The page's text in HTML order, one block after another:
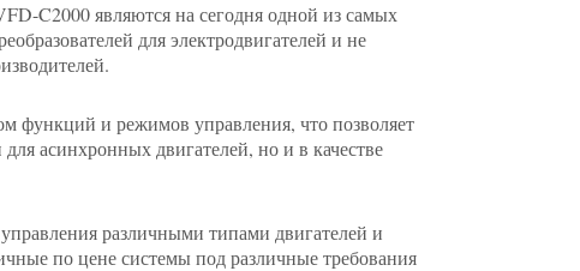
C2000 являются на сегодня одной из самых
для электродвигателей и не
функций и режимов управления, что позволяет
асинхронных двигателей, но и в качестве
различными типами двигателей и
по цене системы под различные требования